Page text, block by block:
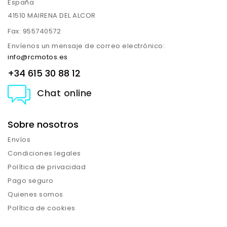
España
41510 MAIRENA DEL ALCOR
Fax: 955740572
Envíenos un mensaje de correo electrónico:
info@rcmotos.es
+34 615 30 88 12
Chat online
Sobre nosotros
Envíos
Condiciones legales
Política de privacidad
Pago seguro
Quienes somos
Política de cookies